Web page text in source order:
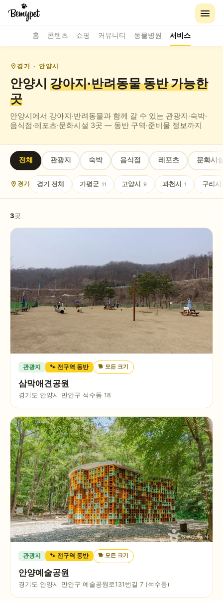
홈 콘텐츠 쇼핑 커뮤니티 동물병원 서비스
경기 · 안양시
안양시 강아지·반려동물 동반가능한
곳
안양시에서 강아지·반려동물과 함께 갈 수 있는 관광지·숙박·
음식점·레포츠·문화시설 3곳 — 동반 구역·준비물 정보까지
전체 관광지 숙박 음식점 레포츠 문화시
경기 경기 전체 가평군 11 고양시 9 과천시 1 구리시
3곳
관광지 🐾 전구역 동반 🐕모든 크기
삼막애견공원
경기도 안양시 만안구 석수동 18
관광지 🐾 전구역 동반 🐕모든 크기
안양예술공원
경기도 안양시 만안구 예술공원로131번길 7 (석수동)